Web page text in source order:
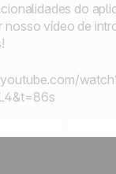
do
nosso vídeo de